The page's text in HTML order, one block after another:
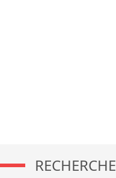
RECHERCHE